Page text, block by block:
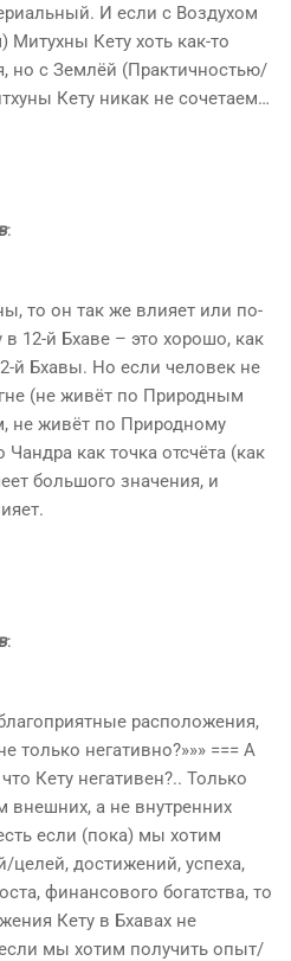
И если с Воздухом
Кету хоть как-то
но с Землёй (Практичностью/
Кету никак не сочетаем…
:
то он так же влияет или по-
в 12-й Бхаве – это хорошо, как
й Бхавы. Но если человек не
(не живёт по Природным
не живёт по Природному
как точка отсчёта (как
большого значения, и
:
расположения,
только негативно?»»» === А
Кету негативен?.. Только
внешних, а не внутренних
если (пока) мы хотим
целей, достижений, успеха,
финансового богатства, то
Кету в Бхавах не
мы хотим получить опыт/